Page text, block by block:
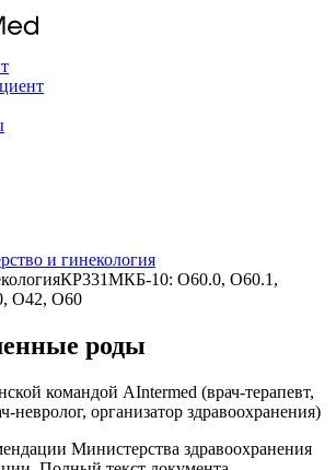
и гинекология
КР331МКБ-10: O60.0, O60.1,
O42, O60
роды
командой AIntermed (врач-терапевт,
невролог, организатор здравоохранения)
Министерства здравоохранения